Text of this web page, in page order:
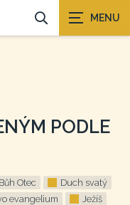
PODLE
Bůh Otec
Duch svatý
evangelium
Ježíš